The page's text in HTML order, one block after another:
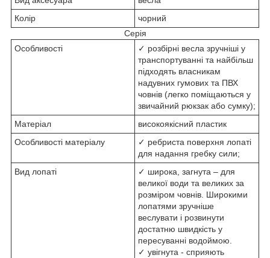
Колір
чорний
Серія
Особливості
✓ розбірні весла зручніші у
транспортуванні та найбільш
підходять власникам
надувних гумових та ПВХ
човнів (легко поміщаються у
звичайний рюкзак або сумку);
Матеріал
високоякісний пластик
Особливості матеріалу
✓ ребриста поверхня лопаті
для надання гребку сили;
Вид лопаті
✓ широка, загнута – для
великої води та великих за
розміром човнів. Широкими
лопатями зручніше
веслувати і розвинути
достатню швидкість у
пересуванні водоймою.
✓ увігнута - сприяють